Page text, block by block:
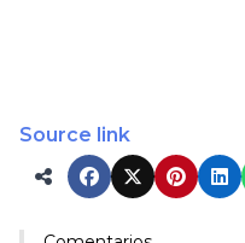
Source link